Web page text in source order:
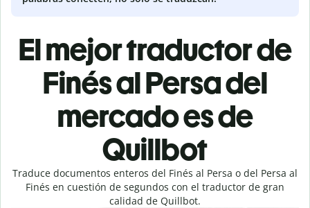
El mejor traductor de
Finés al Persa del
mercado es de
Quillbot
Traduce documentos enteros del Finés al Persa o del Persa al
Finés en cuestión de segundos con el traductor de gran
calidad de Quillbot.